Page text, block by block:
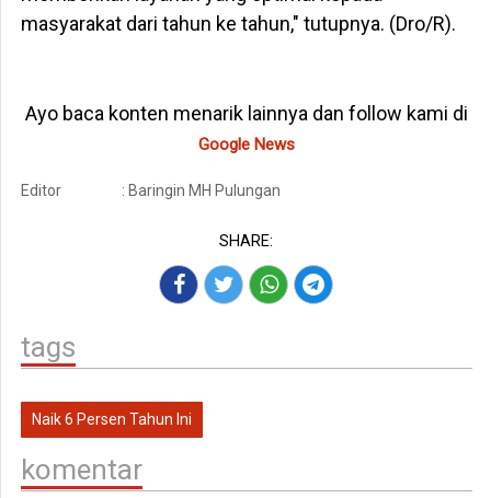
masyarakat dari tahun ke tahun," tutupnya. (Dro/R).
Ayo baca konten menarik lainnya dan follow kami di
Google News
Editor : Baringin MH Pulungan
SHARE:
tags
Naik 6 Persen Tahun Ini
komentar